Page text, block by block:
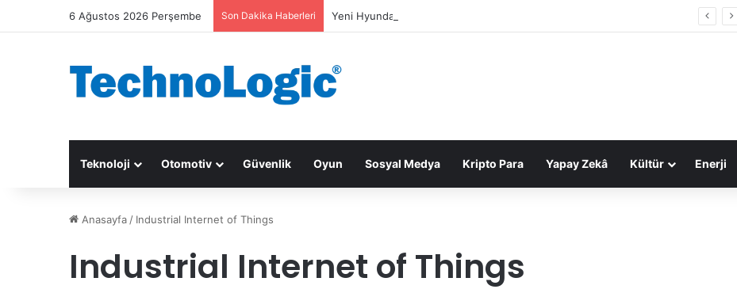
6 Ağustos 2026 Perşembe Son Dakika Haberleri Yeni Hyundai IONIQ 6 otomobilin Türkiye fiyatı belli oldu
Teknoloji Otomotiv Güvenlik Oyun Sosyal Medya Kripto Para Yapay Zekâ Kültür Enerji
Anasayfa / Industrial Internet of Things
Industrial Internet of Things